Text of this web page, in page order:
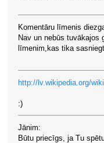
Komentāru līmenis
Nav un nebūs tuvākajos
līmenim,kas tika
http://lv.wikipedia.org/
:)
Jānim:
Būtu priecīgs, ja Tu